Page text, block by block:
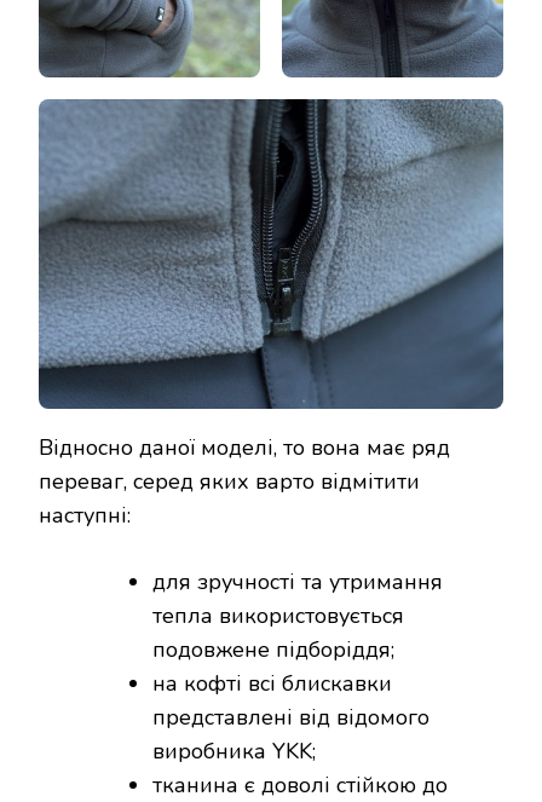
Відносно даної моделі, то вона має ряд
переваг, серед яких варто відмітити
наступні:
для зручності та утримання
тепла використовується
подовжене підборіддя;
на кофті всі блискавки
представлені від відомого
виробника YKK;
тканина є доволі стійкою до